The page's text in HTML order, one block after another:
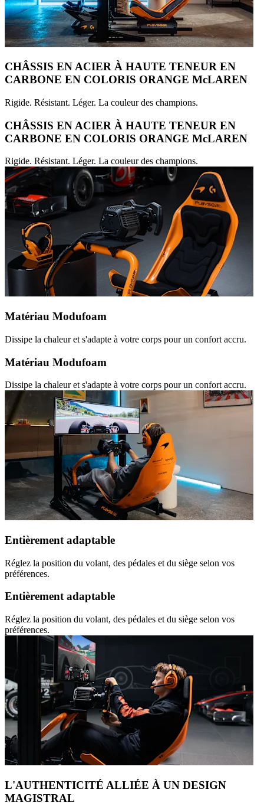
CHÂSSIS EN ACIER À HAUTE TENEUR EN
CARBONE EN COLORIS ORANGE McLAREN
Rigide. Résistant. Léger. La couleur des champions.
CHÂSSIS EN ACIER À HAUTE TENEUR EN
CARBONE EN COLORIS ORANGE McLAREN
Rigide. Résistant. Léger. La couleur des champions.
Matériau Modufoam
Dissipe la chaleur et s'adapte à votre corps pour un confort accru.
Matériau Modufoam
Dissipe la chaleur et s'adapte à votre corps pour un confort accru.
Entièrement adaptable
Réglez la position du volant, des pédales et du siège selon vos
préférences.
Entièrement adaptable
Réglez la position du volant, des pédales et du siège selon vos
préférences.
L'AUTHENTICITÉ ALLIÉE À UN DESIGN
MAGISTRAL